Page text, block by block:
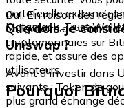
portefeuille externe
Metamask, Trust
Oui. En raison des
obligatoire de vérifier
cryptomonnaies sur
rapide, et assure des
utilisateurs.
Que dois-je
Uniswap ?
Avant d'investir dans
suivants : Token de
plus grand échange
Pourquoi